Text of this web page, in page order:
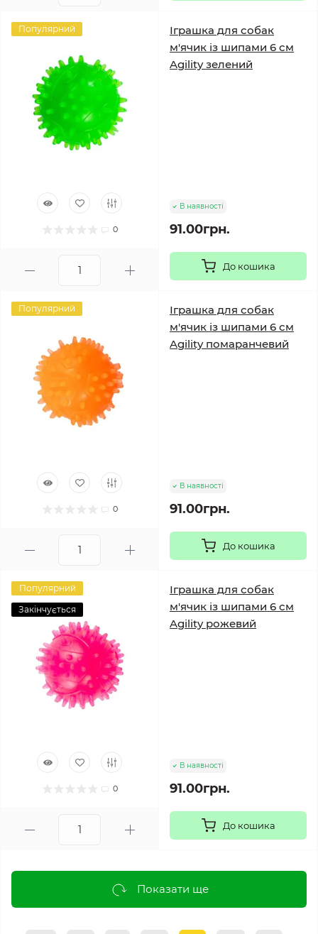
Популярний
0
Іграшка для собак
м'ячик із шипами 6 см
Agility зелений
В наявності
91.00грн.
До кошика
Популярний
0
Іграшка для собак
м'ячик із шипами 6 см
Agility помаранчевий
В наявності
91.00грн.
До кошика
Популярний
Закінчується
0
Іграшка для собак
м'ячик із шипами 6 см
Agility рожевий
В наявності
91.00грн.
До кошика
Показати ще